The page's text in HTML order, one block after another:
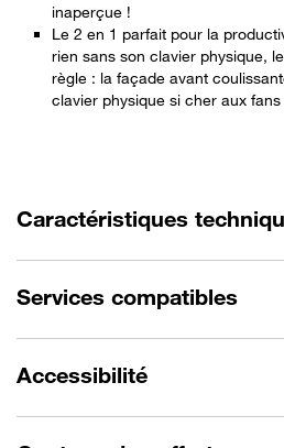
inaperçue !
Le 2 en 1 parfait pour la
rien sans son clavier physique,
règle : la façade avant
clavier physique si cher aux
Caractéristiques
Services compatibles
Accessibilité